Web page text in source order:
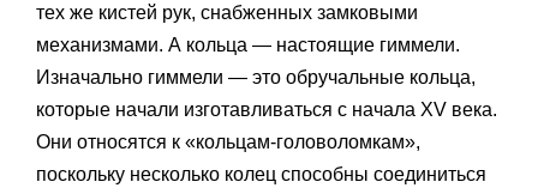
тех же кистей рук, снабженных замковыми
механизмами. А кольца — настоящие гиммели.
Изначально гиммели — это обручальные кольца,
которые начали изготавливаться с начала XV века.
Они относятся к «кольцам-головоломкам»,
поскольку несколько колец способны соединиться